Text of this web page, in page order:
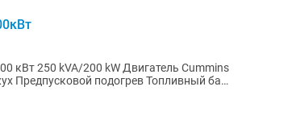
Cummins
Предпусковой подогрев Топливный бак